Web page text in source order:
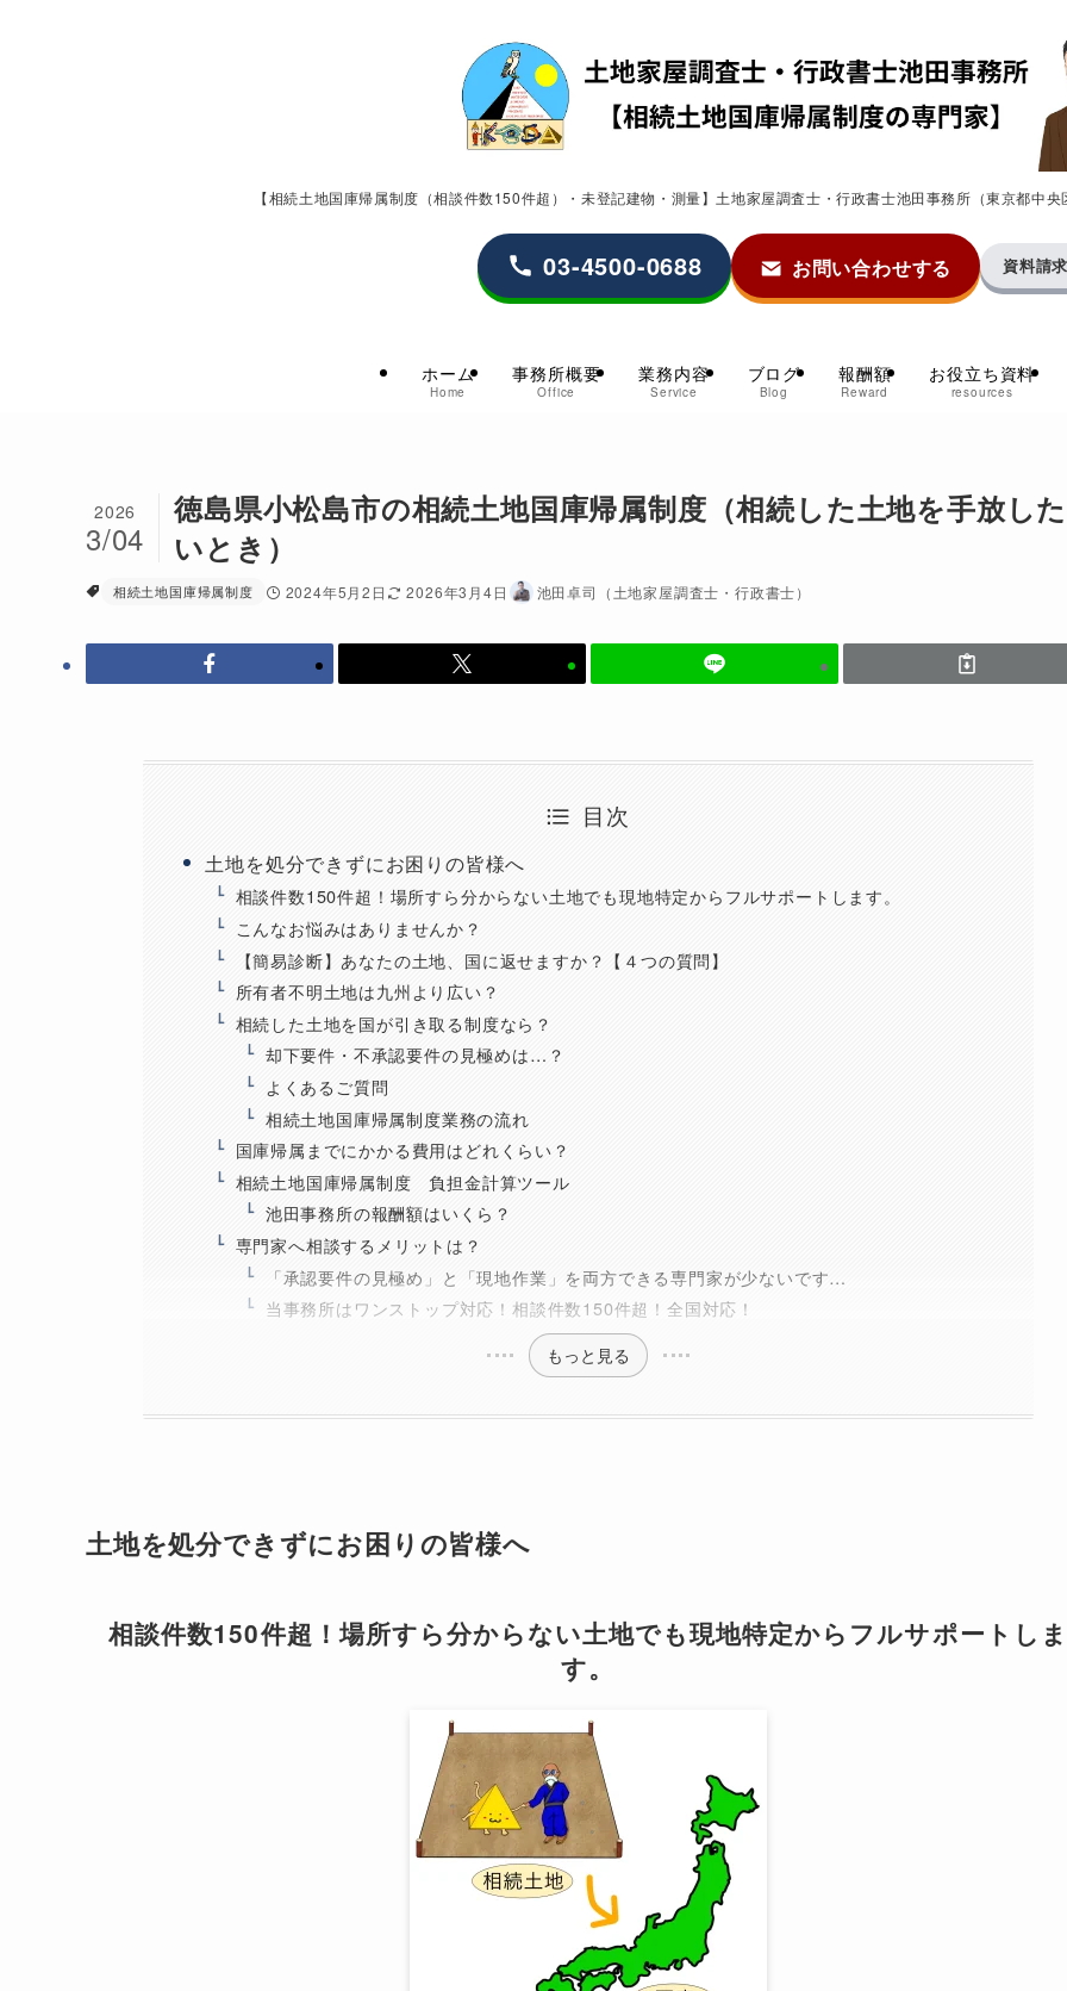
【相続土地国庫帰属制度（相談件数150件超）・未登記建物・測量】土地家屋調査士・行政書士池田事務所（東京都中
ホーム
Home
事務所概要
Office
業務内容
Service
ブログ
Blog
報酬額
Reward
お役立ち資料
resources
03-4500-0688 お問い合わせする 資料請
徳島県小松島市の相続土地国庫帰属制度（相続した土地を手放した
いとき）
2026
3/04
相続土地国庫帰属制度 2024年5月2日 2026年3月4日 池田卓司（土地家屋調査士・行政書士）
目次
土地を処分できずにお困りの皆様へ
相談件数150件超！場所すら分からない土地でも現地特定からフルサポートします。
こんなお悩みはありませんか？
【簡易診断】あなたの土地、国に返せますか？【４つの質問】
所有者不明土地は九州より広い？
相続した土地を国が引き取る制度なら？
却下要件・不承認要件の見極めは…？
よくあるご質問
相続土地国庫帰属制度業務の流れ
国庫帰属までにかかる費用はどれくらい？
相続土地国庫帰属制度 負担金計算ツール
池田事務所の報酬額はいくら？
専門家へ相談するメリットは？
「承認要件の見極め」と「現地作業」を両方できる専門家が少ないです…
当事務所はワンストップ対応！相談件数150件超！全国対応！
もっと見る
土地を処分できずにお困りの皆様へ
相談件数150件超！場所すら分からない土地でも現地特定からフルサポートしま
す。